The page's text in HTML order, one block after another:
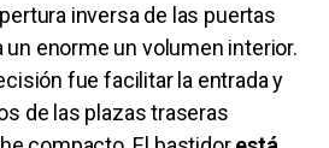
inversa de las puertas
enorme un volumen interior.
fue facilitar la entrada y
de las plazas traseras